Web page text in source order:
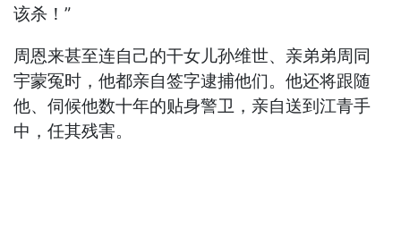
该杀！”
周恩来甚至连自己的干女儿孙维世、亲弟弟周同
宇蒙冤时，他都亲自签字逮捕他们。他还将跟随
他、伺候他数十年的贴身警卫，亲自送到江青手
中，任其残害。